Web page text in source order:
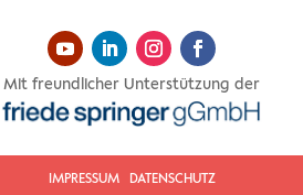
Mit freundlicher Unterstützung der
IMPRESSUM DATENSCHUTZ